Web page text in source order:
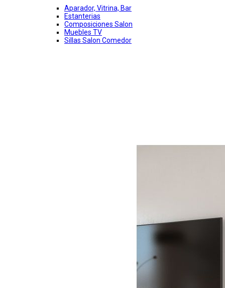
Aparador, Vitrina, Bar
Estanterias
Composiciones Salon
Muebles TV
Sillas Salon Comedor